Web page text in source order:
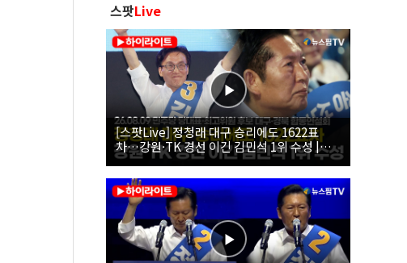
스팟Live
[스팟Live] 정청래 대구 승리에도 1622표
차…강원·TK 경선 이긴 김민석 1위 수성 |
26.08.09 더불어민주당 당대표·최고위원 후
보 대구·경북 합동연설회